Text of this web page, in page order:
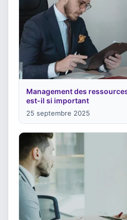
Management des
est-il si important
25 septembre 2025